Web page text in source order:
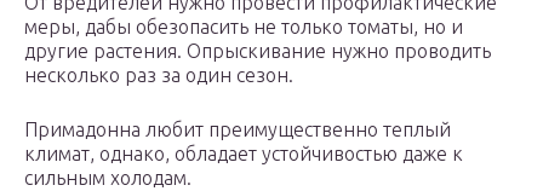
меры, дабы обезопасить не только томаты, но и
другие растения. Опрыскивание нужно проводить
несколько раз за один сезон.
Примадонна любит преимущественно теплый
климат, однако, обладает устойчивостью даже к
сильным холодам.